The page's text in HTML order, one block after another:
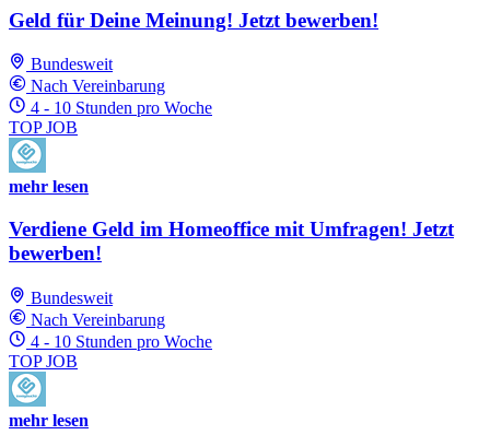
Geld für Deine Meinung! Jetzt bewerben!
Bundesweit
Nach Vereinbarung
4 - 10 Stunden pro Woche
TOP JOB
mehr lesen
Verdiene Geld im Homeoffice mit Umfragen! Jetzt
bewerben!
Bundesweit
Nach Vereinbarung
4 - 10 Stunden pro Woche
TOP JOB
mehr lesen